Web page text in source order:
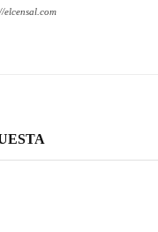
elcensal.com